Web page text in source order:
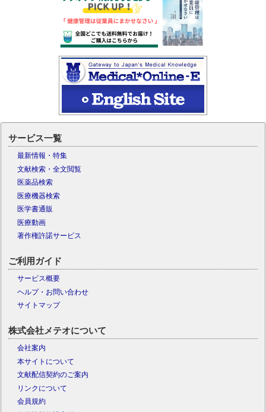
サービス一覧
最新情報・特集
文献検索・全文閲覧
医薬品検索
医療機器検索
医学書通販
医療動画
著作権許諾サービス
ご利用ガイド
サービス概要
ヘルプ・お問い合わせ
サイトマップ
株式会社メテオについて
会社案内
本サイトについて
文献配信契約のご案内
リンクについて
会員規約